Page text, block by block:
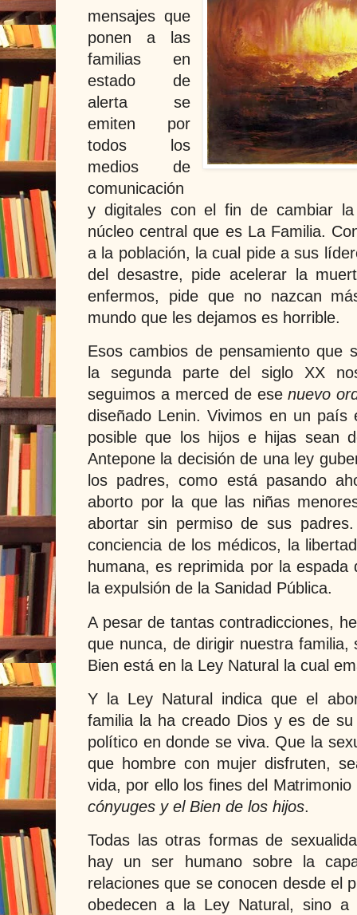
mensajes que
ponen a las
familias en
estado de
alerta se
emiten por
todos los
medios de
comunicación
y digitales con el fin de cambiar
núcleo central que es La Familia.
a la población, la cual pide a sus
del desastre, pide acelerar la
enfermos, pide que no nazcan
mundo que les dejamos es horrible.
Esos cambios de pensamiento que
la segunda parte del siglo XX
seguimos a merced de esenuevo
diseñado Lenin. Vivimos en un país
posible que los hijos e hijas sean
Antepone la decisión de una ley
los padres, como está pasando
aborto por la que las niñas
abortar sin permiso de sus
conciencia de los médicos, la
humana, es reprimida por la
la expulsión de la Sanidad Pública.
A pesar de tantas contradicciones,
que nunca, de dirigir nuestra
Bien está en la Ley Natural la cual
Y la Ley Natural indica que el
familia la ha creado Dios y es de
político en donde se viva. Que la
que hombre con mujer disfruten,
vida, por ello los fines del
cónyuges y el Bien de los hijos.
Todas las otras formas de
hay un ser humano sobre la
relaciones que se conocen desde el
obedecen a la Ley Natural, sino